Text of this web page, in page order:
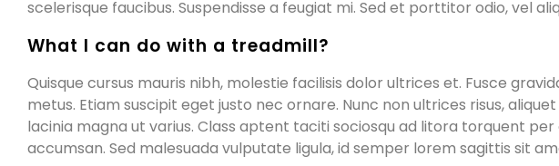
scelerisque faucibus. Suspendisse a feugiat mi. Sed et porttitor odio, vel
What I can do with a treadmill?
Quisque cursus mauris nibh, molestie facilisis dolor ultrices et. Fusce
metus. Etiam suscipit eget justo nec ornare. Nunc non ultrices risus,
lacinia magna ut varius. Class aptent taciti sociosqu ad litora torquent
accumsan. Sed malesuada vulputate ligula, id semper lorem sagittis sit